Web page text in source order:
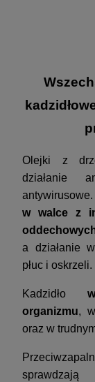
Olejki z
działanie
w walce z
a działanie
płuc i oskrzeli.
Kadzidło
organizmu,
oraz w